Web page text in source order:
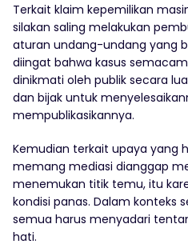
Terkait klaim kepemilikan
silakan saling melakukan
aturan undang-undang yang
diingat bahwa kasus
dinikmati oleh publik secara
dan bijak untuk
mempublikasikannya.
Kemudian terkait upaya yang
memang mediasi dianggap
menemukan titik temu, itu
kondisi panas. Dalam konteks
semua harus menyadari
hati.